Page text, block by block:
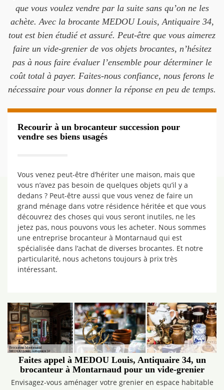
que vous voulez vendre par la suite sans qu’on ne les
achète. Avec la brocante MEDOU Louis, Antiquaire 34,
tout est bien étudié et assuré. Peut-être que vous aimerez
faire un vide-grenier de vos objets brocantes, n’hésitez
pas à nous faire évaluer l’ensemble pour déterminer le
coût total à payer. Faites-nous confiance, nous ferons le
nécessaire pour vous donner la réponse en peu de temps.
Recourir à un brocanteur succession pour
vendre ses biens usagés
Vous venez peut-être d’hériter une maison, mais que
vous n’avez pas besoin de quelques objets qu’il y a
dedans ? Peut-être aussi que vous venez de faire un
grand ménage dans votre résidence héritée et que vous
découvrez des choses qui vous seront inutiles, ne les
jetez pas, nous pouvons vous les acheter. Nous sommes
une entreprise brocanteur à Montarnaud qui est
spécialisée dans l’achat de diverses brocantes. Et notre
particularité, nous achetons toujours à prix très
intéressant.
Faites appel à MEDOU Louis, Antiquaire 34, un
brocanteur à Montarnaud pour un vide-grenier
Envisagez-vous aménager votre grenier en espace habitable